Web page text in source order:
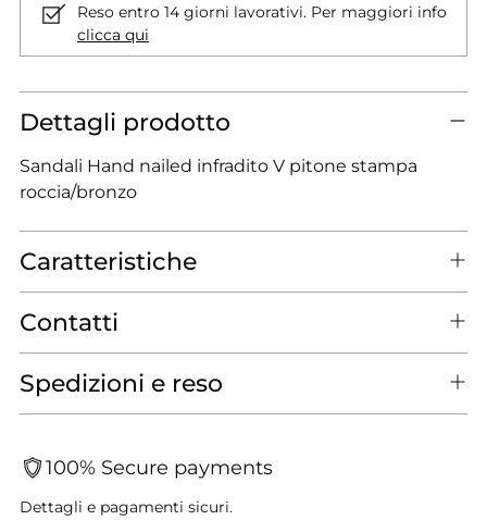
Reso entro 14 giorni lavorativi. Per maggiori info
clicca qui
Dettagli prodotto
Sandali Hand nailed infradito V pitone stampa
roccia/bronzo
Caratteristiche
Contatti
Spedizioni e reso
100% Secure payments
Dettagli e pagamenti sicuri.